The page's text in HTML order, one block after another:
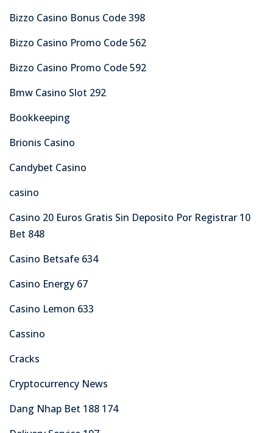
Bizzo Casino Bonus Code 398
Bizzo Casino Promo Code 562
Bizzo Casino Promo Code 592
Bmw Casino Slot 292
Bookkeeping
Brionis Casino
Candybet Casino
casino
Casino 20 Euros Gratis Sin Deposito Por Registrar 10
Bet 848
Casino Betsafe 634
Casino Energy 67
Casino Lemon 633
Cassino
Cracks
Cryptocurrency News
Dang Nhap Bet 188 174